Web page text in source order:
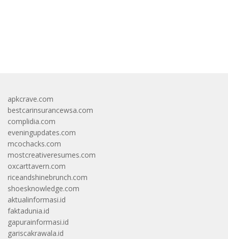
apkcrave.com
bestcarinsurancewsa.com
complidia.com
eveningupdates.com
mcochacks.com
mostcreativeresumes.com
oxcarttavern.com
riceandshinebrunch.com
shoesknowledge.com
aktualinformasi.id
faktadunia.id
gapurainformasi.id
gariscakrawala.id